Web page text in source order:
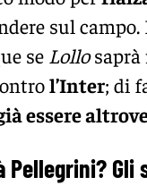
sul
se Lollosaprà
l’Inter; di
essere
Pellegrini?